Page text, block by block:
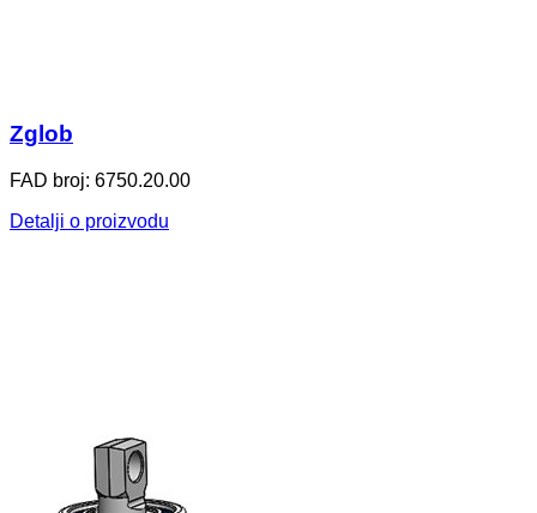
Zglob
FAD broj: 6750.20.00
Detalji o proizvodu